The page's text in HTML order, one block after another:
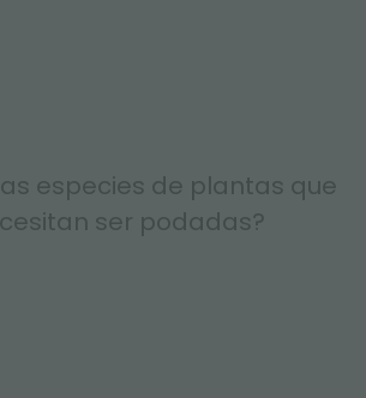
especies de plantas que
ser podadas?